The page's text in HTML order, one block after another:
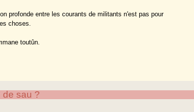
profonde entre les courants de militants n'est pas pour
choses.
toutûn.
de sau ?